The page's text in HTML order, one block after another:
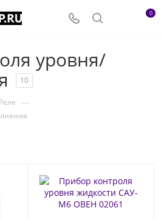
0
уровня/
10
Реле —